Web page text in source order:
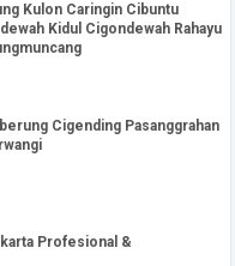
Kulon Caringin Cibuntu
Kidul Cigondewah Rahayu
Cigending Pasanggrahan
Profesional &